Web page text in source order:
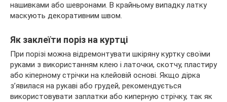
нашивками або шевронами. В крайньому випадку латку
маскують декоративним швом.
Як заклеїти поріз на куртці
При порізі можна відремонтувати шкіряну куртку своїми
руками з використанням клею і латочки, скотчу, пластиру
або кіперному стрічки на клейовій основі. Якщо дірка
з’явилася на рукаві або грудей, рекомендується
використовувати заплатки або киперную стрічку, так як